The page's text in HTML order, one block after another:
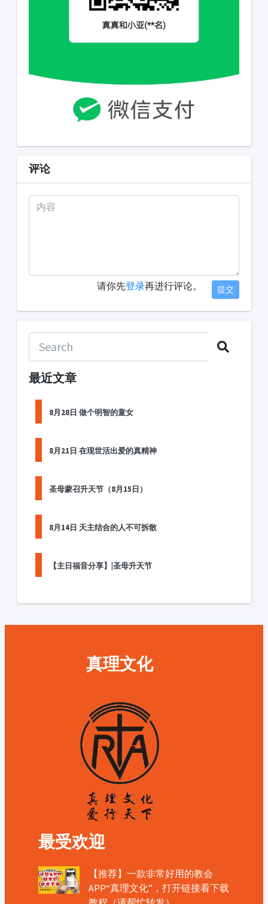
评论
请你先登录再进行评论。 提交
最近文章
8月28日 做个明智的童女
8月21日 在现世活出爱的真精神
圣母蒙召升天节（8月15日）
8月14日 天主结合的人不可拆散
【主日福音分享】|圣母升天节
真理文化
最受欢迎
【推荐】一款非常好用的教会
APP“真理文化”，打开链接看下载